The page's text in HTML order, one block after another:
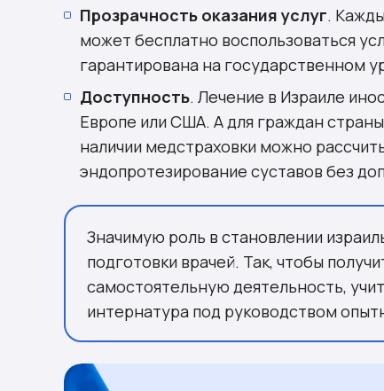
Прозрачность оказания услуг.
может бесплатно воспользоваться
гарантирована на государственном
Доступность. Лечение в Израиле
Европе или США. А для граждан
наличии медстраховки можно
эндопротезирование суставов без
Значимую роль в становлении
подготовки врачей. Так, чтобы
самостоятельную деятельность,
интернатура под руководством